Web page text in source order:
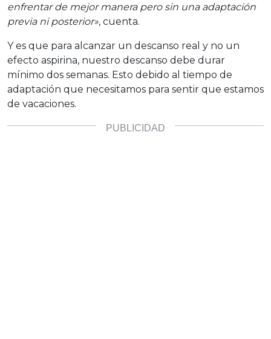
enfrentar de mejor manera pero sin una adaptación
previa ni posterior», cuenta.
Y es que para alcanzar un descanso real y no un
efecto aspirina, nuestro descanso debe durar
mínimo dos semanas. Esto debido al tiempo de
adaptación que necesitamos para sentir que estamos
de vacaciones.